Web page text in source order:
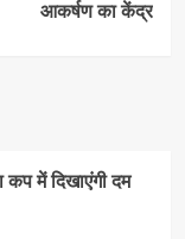
आकर्षण का केंद्र
कप में दिखाएंगी दम